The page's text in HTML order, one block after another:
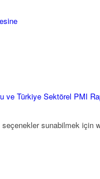
ve Türkiye Sektörel PMI
seçenekler sunabilmek